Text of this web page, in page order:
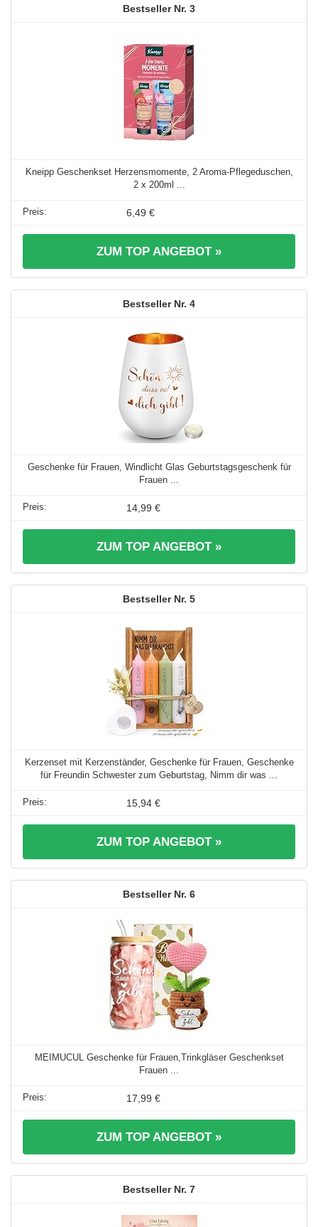
3
Kneipp Geschenkset Herzensmomente, 2 Aroma-Pflegeduschen,
2 x 200ml ...
6,49 €
ZUM TOP ANGEBOT »
4
Geschenke für Frauen, Windlicht Glas Geburtstagsgeschenk für
Frauen ...
14,99 €
ZUM TOP ANGEBOT »
5
Kerzenset mit Kerzenständer, Geschenke für Frauen, Geschenke
für Freundin Schwester zum Geburtstag, Nimm dir was ...
15,94 €
ZUM TOP ANGEBOT »
6
MEIMUCUL Geschenke für Frauen,Trinkgläser Geschenkset
Frauen ...
17,99 €
ZUM TOP ANGEBOT »
7